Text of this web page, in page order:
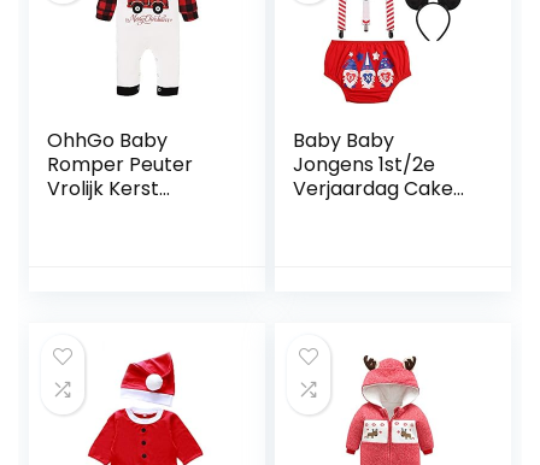
OhhGo Baby
Romper Peuter
Vrolijk Kerst
Baby Baby
Jongens 1st/2e
Verjaardag Cake
Vlinderdas +
Hoofdband 4 STKS
Foto Props
Kostuum